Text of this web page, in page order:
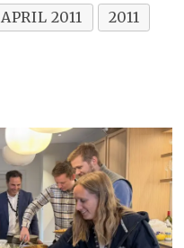
APRIL 2011
2011